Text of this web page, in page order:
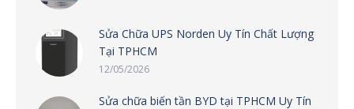
Sửa Chữa UPS Norden Uy Tín Chất Lượng
Tại TPHCM
12/05/2026
Sửa chữa biến tần BYD tại TPHCM Uy Tín